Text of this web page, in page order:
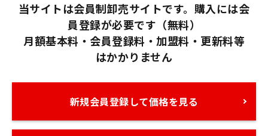
当サイトは会員制卸売サイトです。購入には会
員登録が必要です（無料）
月額基本料・会員登録料・加盟料・更新料等
はかかりません
新規会員登録して価格を見る